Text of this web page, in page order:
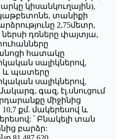
կիսանկուղային),
տանիքի
2,75մետր,
դռները փայտյա,
հատակը
սալիկներով,
և պատերը
սալիկներով,
գազ, էլ.սնուցում
միջինից
քմ. մակերեսով և
՝ Բնակելի տան
բարձր: